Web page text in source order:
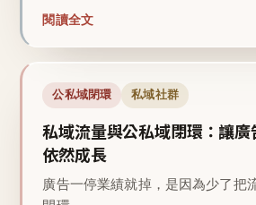
閱讀全文
公私域閉環 私域社群
私域流量與公私域閉環：讓
依然成長
廣告一停業績就掉，是因為少了把